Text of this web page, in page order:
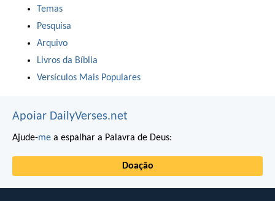
Temas
Pesquisa
Arquivo
Livros da Bíblia
Versículos Mais Populares
Apoiar DailyVerses.net
Ajude-me a espalhar a Palavra de Deus:
Doação